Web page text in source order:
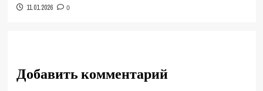
11.01.2026 0
Добавить комментарий